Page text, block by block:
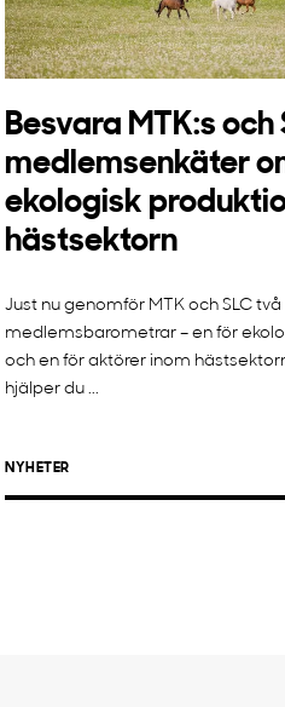
Besvara MTK:s och
medlemsenkäter
ekologisk
hästsektorn
Just nu genomför MTK och SLC två
medlemsbarometrar – en för
och en för aktörer inom
hjälper du ...
NYHETER